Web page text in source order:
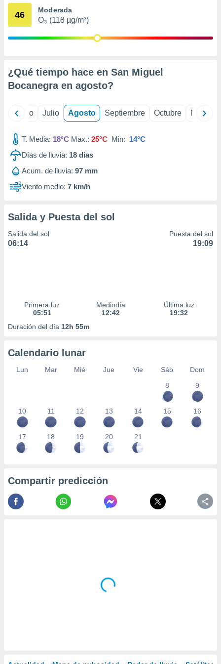
publicidad
1199
46 Moderada
O₃ (118 µg/m³)
¿Qué tiempo hace en San Miguel
Bocanegra en agosto?
Junio Julio Agosto Septiembre Octubre
T. Media: 18°C Max.: 25°C Min: 14°C
Días de lluvia: 18 días
Acum. de lluvia: 97 mm
Viento medio: 7 km/h
Salida y Puesta del sol
Salida del sol
06:14
Puesta del sol
19:09
Primera luz
05:51
Mediodía
12:42
Última luz
19:32
Duración del día 12h 55m
Calendario lunar
Lun Mar Mié Jue Vie Sáb
Dom
8
9
10 11 12 13 14 15 16
17 18 19 20 21
Compartir predicción